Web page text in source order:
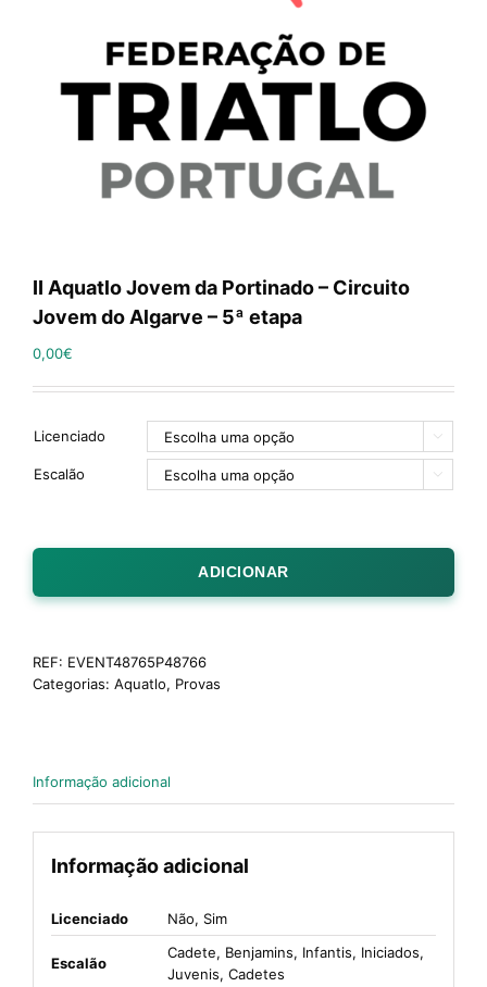
II Aquatlo Jovem da Portinado – Circuito
Jovem do Algarve – 5ª etapa
0,00€
Licenciado 
Escalão 
ADICIONAR
REF: EVENT48765P48766
Categorias: Aquatlo, Provas
Informação adicional
Informação adicional
Licenciado Não, Sim
Escalão
Cadete, Benjamins, Infantis, Iniciados,
Juvenis, Cadetes